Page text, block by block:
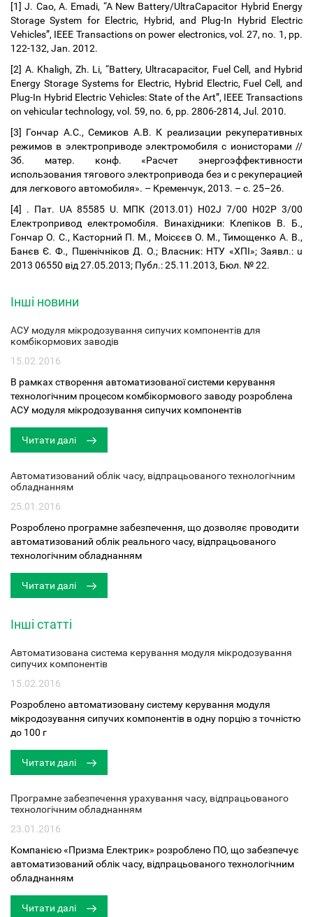
[1] J. Cao, A. Emadi, “A New Battery/UltraCapacitor Hybrid Energy
Storage System for Electric, Hybrid, and Plug-In Hybrid Electric
Vehicles”, IEEE Transactions on power electronics, vol. 27, no. 1, pp.
122-132, Jan. 2012.
[2] A. Khaligh, Zh. Li, “Battery, Ultracapacitor, Fuel Cell, and Hybrid
Energy Storage Systems for Electric, Hybrid Electric, Fuel Cell, and
Plug-In Hybrid Electric Vehicles: State of the Art”, IEEE Transactions
on vehicular technology, vol. 59, no. 6, pp. 2806-2814, Jul. 2010.
[3] Гончар А.С., Семиков А.В. К реализации рекуперативных
режимов в электроприводе электромобиля с ионисторами //
Зб. матер. конф. «Расчет энергоэффективности
использования тягового электропривода без и с рекуперацией
для легкового автомобиля». – Кременчук, 2013. – с. 25–26.
[4] . Пат. UA 85585 U. МПК (2013.01) H02J 7/00 H02P 3/00
Електропривод електромобіля. Винахідники: Клепіков В. Б.,
Гончар О. С., Касторний П. М., Моісєєв О. М., Тимощенко А. В.,
Банєв Є. Ф., Пшенічніков Д. О.; Власник: НТУ «ХПІ»; Заявл.: u
2013 06550 від 27.05.2013; Публ.: 25.11.2013, Бюл. № 22.
Інші новини
АСУ модуля мікродозування сипучих компонентів для
комбікормових заводів
15.02.2016
В рамках створення автоматизованої системи керування
технологічним процесом комбікормового заводу розроблена
АСУ модуля мікродозування сипучих компонентів
Читати далі
Автоматизований облік часу, відпрацьованого технологічним
обладнанням
25.01.2016
Розроблено програмне забезпечення, що дозволяє проводити
автоматизований облік реального часу, відпрацьованого
технологічним обладнанням
Читати далі
Інші статті
Автоматизована система керування модуля мікродозування
сипучих компонентів
15.02.2016
Розроблено автоматизовану систему керування модуля
мікродозування сипучих компонентів в одну порцію з точністю
до 100 г
Читати далі
Програмне забезпечення урахування часу, відпрацьованого
технологічним обладнанням
23.01.2016
Компанією «Призма Електрик» розроблено ПО, що забезпечує
автоматизований облік часу, відпрацьованого технологічним
обладнанням
Читати далі